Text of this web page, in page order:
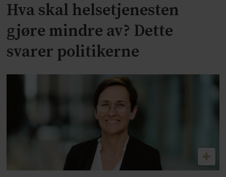
Hva skal helsetjenesten
gjøre mindre av? Dette
svarer politikerne